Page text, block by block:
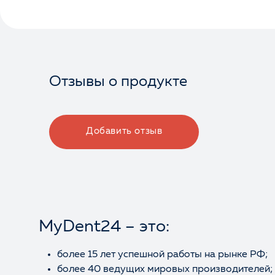
Отзывы о продукте
Добавить отзыв
MyDent24 – это:
более 15 лет успешной работы на рынке РФ;
более 40 ведущих мировых производителей;